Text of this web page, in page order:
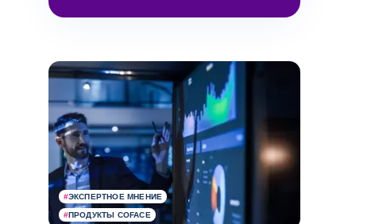
#ЭКСПЕРТНОЕ МНЕНИЕ
#ПРОДУКТЫ COFACE